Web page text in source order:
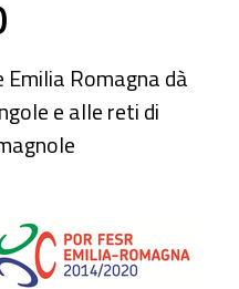
Emilia Romagna dà
e alle reti di